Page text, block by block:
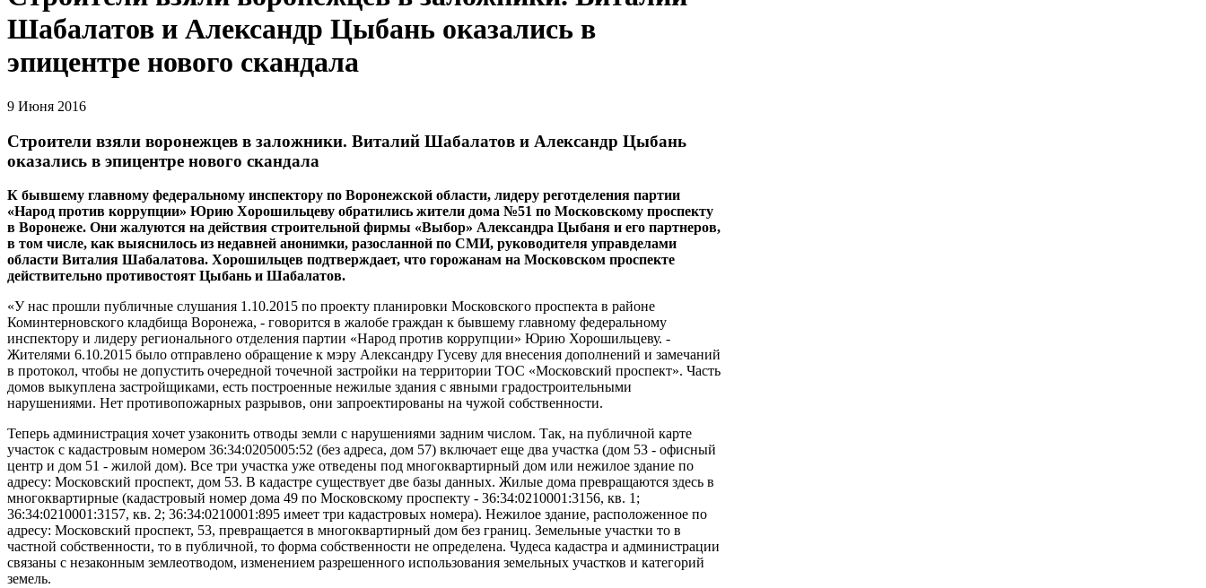
Шабалатов и Александр Цыбань оказались в
эпицентре нового скандала
9 Июня 2016
Строители взяли воронежцев в заложники. Виталий Шабалатов и Александр Цыбань
оказались в эпицентре нового скандала
К бывшему главному федеральному инспектору по Воронежской области, лидеру реготделения партии
«Народ против коррупции» Юрию Хорошильцеву обратились жители дома №51 по Московскому проспекту
в Воронеже. Они жалуются на действия строительной фирмы «Выбор» Александра Цыбаня и его партнеров,
в том числе, как выяснилось из недавней анонимки, разосланной по СМИ, руководителя управделами
области Виталия Шабалатова. Хорошильцев подтверждает, что горожанам на Московском проспекте
действительно противостоят Цыбань и Шабалатов.
«У нас прошли публичные слушания 1.10.2015 по проекту планировки Московского проспекта в районе
Коминтерновского кладбища Воронежа, - говорится в жалобе граждан к бывшему главному федеральному
инспектору и лидеру регионального отделения партии «Народ против коррупции» Юрию Хорошильцеву. -
Жителями 6.10.2015 было отправлено обращение к мэру Александру Гусеву для внесения дополнений и замечаний
в протокол, чтобы не допустить очередной точечной застройки на территории ТОС «Московский проспект». Часть
домов выкуплена застройщиками, есть построенные нежилые здания с явными градостроительными
нарушениями. Нет противопожарных разрывов, они запроектированы на чужой собственности.
Теперь администрация хочет узаконить отводы земли с нарушениями задним числом. Так, на публичной карте
участок с кадастровым номером 36:34:0205005:52 (без адреса, дом 57) включает еще два участка (дом 53 - офисный
центр и дом 51 - жилой дом). Все три участка уже отведены под многоквартирный дом или нежилое здание по
адресу: Московский проспект, дом 53. В кадастре существует две базы данных. Жилые дома превращаются здесь в
многоквартирные (кадастровый номер дома 49 по Московскому проспекту - 36:34:0210001:3156, кв. 1;
36:34:0210001:3157, кв. 2; 36:34:0210001:895 имеет три кадастровых номера). Нежилое здание, расположенное по
адресу: Московский проспект, 53, превращается в многоквартирный дом без границ. Земельные участки то в
частной собственности, то в публичной, то форма собственности не определена. Чудеса кадастра и администрации
связаны с незаконным землеотводом, изменением разрешенного использования земельных участков и категорий
земель.